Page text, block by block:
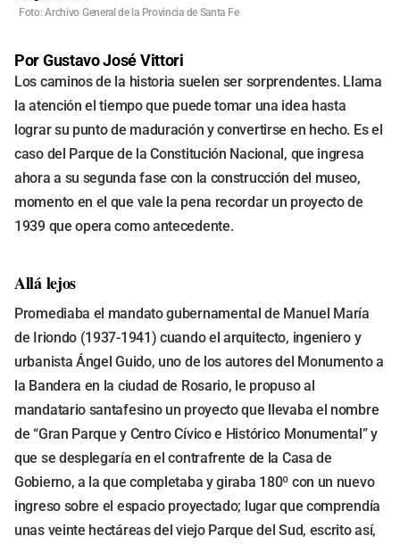
Foto: Archivo General de la Provincia de Santa Fe
Por Gustavo José Vittori
Los caminos de la historia suelen ser sorprendentes. Llama
la atención el tiempo que puede tomar una idea hasta
lograr su punto de maduración y convertirse en hecho. Es el
caso del Parque de la Constitución Nacional, que ingresa
ahora a su segunda fase con la construcción del museo,
momento en el que vale la pena recordar un proyecto de
1939 que opera como antecedente.
Allá lejos
Promediaba el mandato gubernamental de Manuel María
de Iriondo (1937-1941) cuando el arquitecto, ingeniero y
urbanista Ángel Guido, uno de los autores del Monumento a
la Bandera en la ciudad de Rosario, le propuso al
mandatario santafesino un proyecto que llevaba el nombre
de “Gran Parque y Centro Cívico e Histórico Monumental” y
que se desplegaría en el contrafrente de la Casa de
Gobierno, a la que completaba y giraba 180º con un nuevo
ingreso sobre el espacio proyectado; lugar que comprendía
unas veinte hectáreas del viejo Parque del Sud, escrito así,